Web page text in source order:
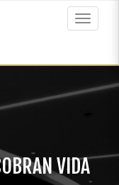
Toggle
VIDA